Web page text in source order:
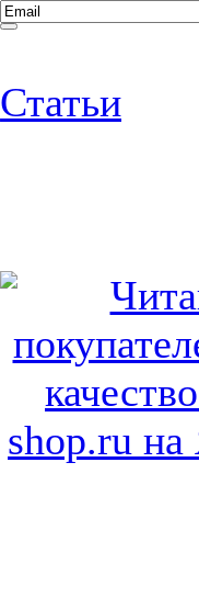
Статьи